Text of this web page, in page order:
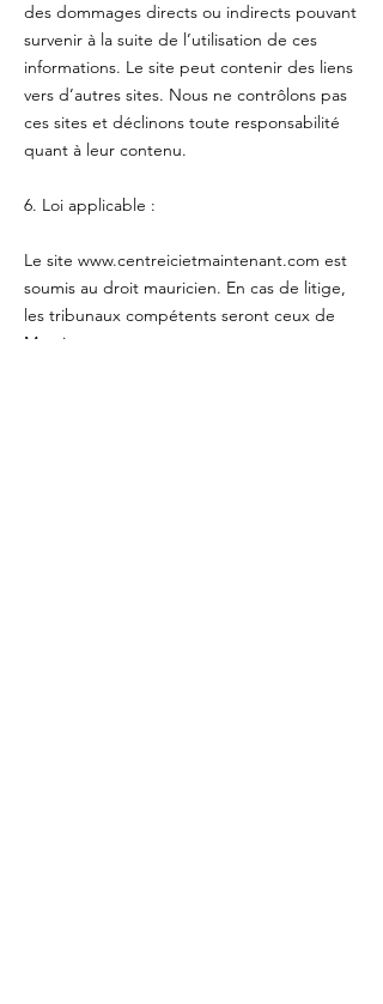
des dommages directs ou indirects pouvant
survenir à la suite de l’utilisation de ces
informations. Le site peut contenir des liens
vers d’autres sites. Nous ne contrôlons pas
ces sites et déclinons toute responsabilité
quant à leur contenu.
6. Loi applicable :
Le site www.centreicietmaintenant.com est
soumis au droit mauricien. En cas de litige,
les tribunaux compétents seront ceux de
Maurice.